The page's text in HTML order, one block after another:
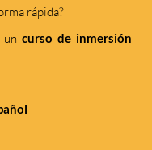
rápida?
un curso de inmersión